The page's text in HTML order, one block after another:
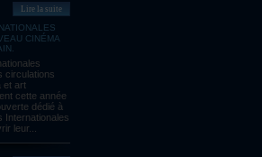
CINÉMA
circulations
et art
cette année
dédié à
Internationales
leur...
Lire la suite